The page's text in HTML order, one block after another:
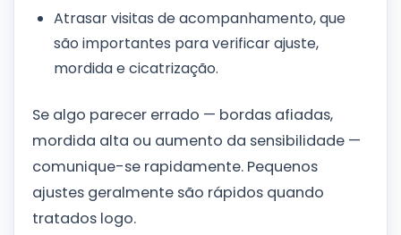
Atrasar visitas de acompanhamento, que
são importantes para verificar ajuste,
mordida e cicatrização.
Se algo parecer errado — bordas afiadas,
mordida alta ou aumento da sensibilidade —
comunique-se rapidamente. Pequenos
ajustes geralmente são rápidos quando
tratados logo.